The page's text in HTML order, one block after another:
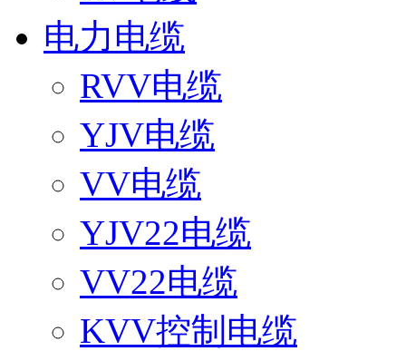
电力电缆
RVV电缆
YJV电缆
VV电缆
YJV22电缆
VV22电缆
KVV控制电缆